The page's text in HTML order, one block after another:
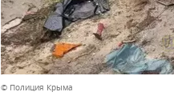
© Полиция Крыма